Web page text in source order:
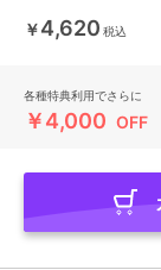
￥4,620 税込
各種特典利用でさらに
￥4,000 OFF